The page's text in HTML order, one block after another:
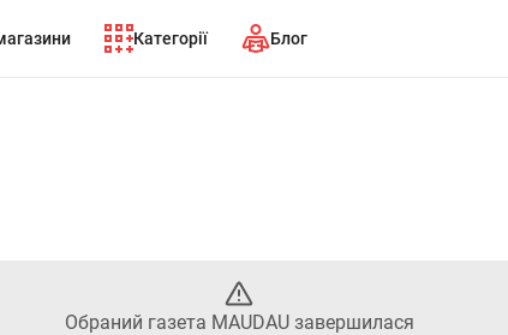
Категорії Блог
газета MAUDAU
Обраний газета MAUDAU завершилася